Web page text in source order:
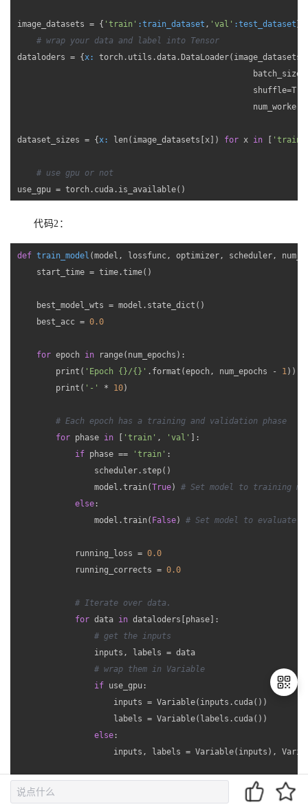
image_datasets = { 'train' :train_dataset , 'val' :test_dataset
# wrap your data and label into Tensor
dataloders = {x:
batch_size=
dataset_sizes = {x: len(image_datasets[x]) for x in 'train'
# use gpu or not
use_gpu = torch.cuda.is_available()
代码2：
def train_model (model, lossfunc, optimizer, scheduler,
start_time = time.time()
best_model_wts = model.state_dict()
best_acc = 0.0
for epoch in range(num_epochs):
print( 'Epoch {}/{}' .format(epoch, num_epochs - 1))
print( '-' * 10)
# Each epoch has a training and validation phase
for phase in 'train' , 'val'
]:
if phase == 'train' :
scheduler.step()
model.train(True) # Set model to training
else :
model.train( False) # Set model to evaluate
running_loss = 0.0
running_corrects = 0.0
# Iterate over data.
for data in dataloders[phase]:
# get the inputs
inputs, labels = data
# wrap them in Variable
if use_gpu:
inputs = Variable(inputs.cuda())
labels = Variable(labels.cuda())
else :
inputs, labels = Variable(inputs),
optimizer.zero_grad()